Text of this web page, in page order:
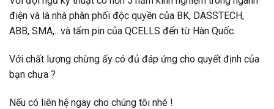
điện và là nhà phân phối độc quyền của BK, DASSTECH,
ABB, SMA,.. và tấm pin của QCELLS đến từ Hàn Quốc.
Với chất lượng chừng ấy có đủ đáp ứng cho quyết định của
bạn chưa ?
Nếu có liên hệ ngay cho chúng tôi nhé !